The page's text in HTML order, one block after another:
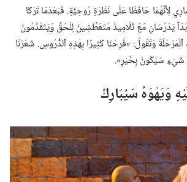
لِأَنَّهُمَا حَافَظَا عَلَى نَظْرَةٍ رُوحِيَّةٍ.‏ فَبَعْدَمَا تَرَكَا
يَدْرُسَانِ مَعَ تَلَامِيذَ مُتَعَطِّشِينَ لِلْحَقِّ وَيَتَقَدَّمُونَ
وَتَقُولُ:‏ «فَرِحْنَا كَثِيرًا بِهٰذِهِ ٱلدُّرُوسِ.‏ شَعَرْنَا
شَيْءٍ سَيَكُونُ بِخَيْرٍ».‏
وَيَهْوَهُ سَيُبَارِكُ